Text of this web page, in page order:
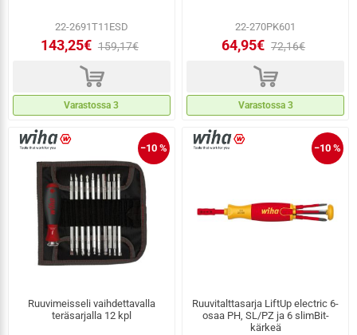
22-2691T11ESD
143,25€ 159,17€
d
Varastossa 3
22-270PK601
64,95€ 72,16€
d
Varastossa 3
−10 %
Ruuvimeisseli vaihdettavalla
teräsarjalla 12 kpl
−10 %
Ruuvitalttasarja LiftUp electric 6-
osaa PH, SL/PZ ja 6 slimBit-
kärkeä